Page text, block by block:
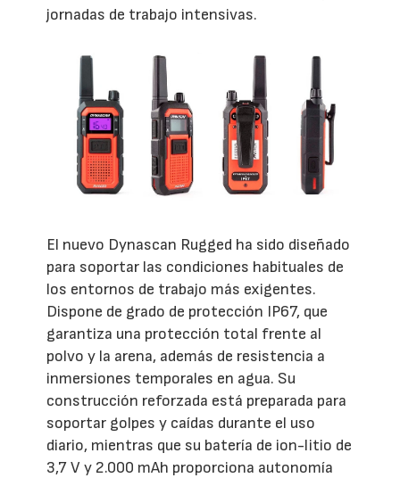
jornadas de trabajo intensivas.
El nuevo Dynascan Rugged ha sido diseñado
para soportar las condiciones habituales de
los entornos de trabajo más exigentes.
Dispone de grado de protección IP67, que
garantiza una protección total frente al
polvo y la arena, además de resistencia a
inmersiones temporales en agua. Su
construcción reforzada está preparada para
soportar golpes y caídas durante el uso
diario, mientras que su batería de ion-litio de
3,7 V y 2.000 mAh proporciona autonomía